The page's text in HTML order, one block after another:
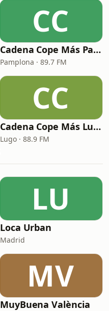
CC
Cadena Cope Más Pamplona
Pamplona · 89.7 FM
CC
Cadena Cope Más Lugo
Lugo · 88.9 FM
LU
Loca Urban
Madrid
MV
MuyBuena València